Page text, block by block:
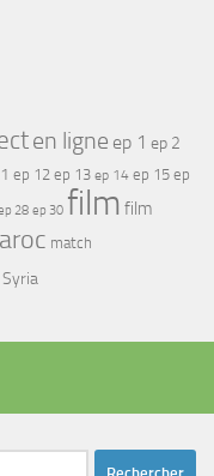
en ligne ep 1 ep 2
ep 12 ep 13 ep 14 ep 15 ep
28 ep 30 film film
match
Syria